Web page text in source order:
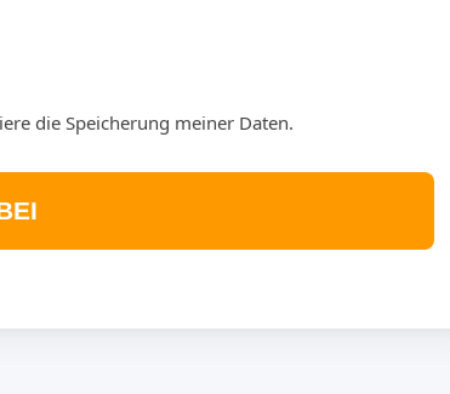
die Speicherung meiner Daten.